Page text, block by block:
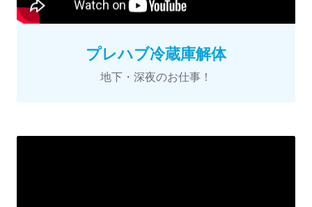
プレハブ冷蔵庫解体
地下・深夜のお仕事！